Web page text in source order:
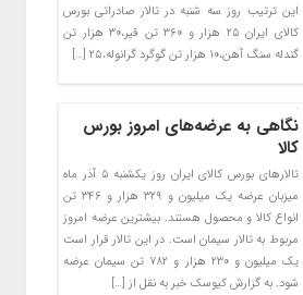
این ترتیب روز سه شنبه در تالار صادراتی بورس
کالای ایران ۲۵ هزار و ۳۶۰ تن قیر،۳۰ هزار تن
گندله سنگ آهن،۱۰ هزار تن گوگرد گرانوله،۲۵ […]
نگاهی به عرضه‌های امروز بورس
کالا
تالارهای بورس کالای ایران روز یکشنبه ۵ آذر ماه
میزبان عرضه یک میلیون و ۳۲۹ هزار و ۳۴۶ تن
انواع کالا و محصول هستند. بیشترین عرضه امروز
مربوط به تالار سیمان است. در این تالار قرار است
یک میلیون و ۲۳۰ هزار و ۷۸۲ تن سیمان عرضه
شود. به گزارش کیوسک خبر به نقل از […]